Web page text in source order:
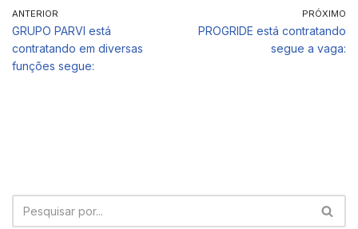
ANTERIOR
GRUPO PARVI está
contratando em diversas
funções segue:
PRÓXIMO
PROGRIDE está contratando
segue a vaga: